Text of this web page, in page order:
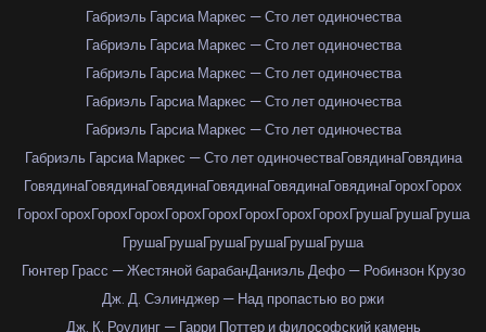
Габриэль Гарсиа Маркес — Сто лет одиночества
Габриэль Гарсиа Маркес — Сто лет одиночества
Габриэль Гарсиа Маркес — Сто лет одиночества
Габриэль Гарсиа Маркес — Сто лет одиночества
Габриэль Гарсиа Маркес — Сто лет одиночества
Габриэль Гарсиа Маркес — Сто лет одиночестваГовядинаГовядина
ГовядинаГовядинаГовядинаГовядинаГовядинаГовядинаГорохГорох
ГорохГорохГорохГорохГорохГорохГорохГорохГорохГрушаГрушаГруша
ГрушаГрушаГрушаГрушаГрушаГруша
Гюнтер Грасс — Жестяной барабанДаниэль Дефо — Робинзон Крузо
Дж. Д. Сэлинджер — Над пропастью во ржи
Дж. К. Роулинг — Гарри Поттер и философский камень